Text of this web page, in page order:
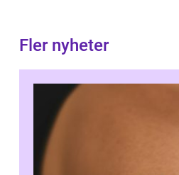
Fler nyheter